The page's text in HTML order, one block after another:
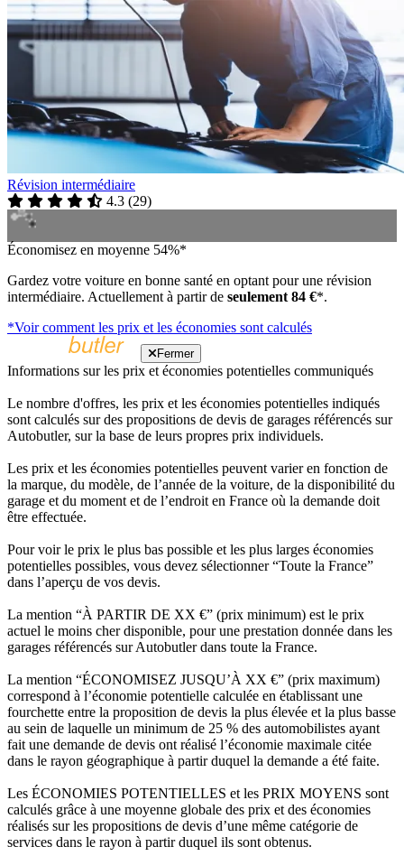
Révision intermédiaire
4.3 (29)
Économisez en moyenne 54%*
Gardez votre voiture en bonne santé en optant pour une révision
intermédiaire. Actuellement à partir de seulement 84 €*.
*Voir comment les prix et les économies sont calculés
Fermer
Informations sur les prix et économies potentielles communiqués
Le nombre d'offres, les prix et les économies potentielles indiqués
sont calculés sur des propositions de devis de garages référencés sur
Autobutler, sur la base de leurs propres prix individuels.
Les prix et les économies potentielles peuvent varier en fonction de
la marque, du modèle, de l’année de la voiture, de la disponibilité du
garage et du moment et de l’endroit en France où la demande doit
être effectuée.
Pour voir le prix le plus bas possible et les plus larges économies
potentielles possibles, vous devez sélectionner “Toute la France”
dans l’aperçu de vos devis.
La mention “À PARTIR DE XX €” (prix minimum) est le prix
actuel le moins cher disponible, pour une prestation donnée dans les
garages référencés sur Autobutler dans toute la France.
La mention “ÉCONOMISEZ JUSQU’À XX €” (prix maximum)
correspond à l’économie potentielle calculée en établissant une
fourchette entre la proposition de devis la plus élevée et la plus basse
au sein de laquelle un minimum de 25 % des automobilistes ayant
fait une demande de devis ont réalisé l’économie maximale citée
dans le rayon géographique à partir duquel la demande a été faite.
Les ÉCONOMIES POTENTIELLES et les PRIX MOYENS sont
calculés grâce à une moyenne globale des prix et des économies
réalisés sur les propositions de devis d’une même catégorie de
services dans le rayon à partir duquel ils sont obtenus.